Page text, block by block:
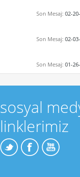
Son Mesaj: 02-
Son Mesaj: 02-
Son Mesaj: 01-
sosyal
linklerimiz